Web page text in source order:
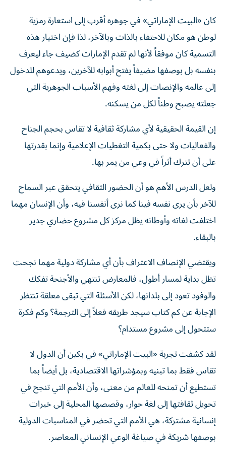
كان «البيت الإماراتي» في جوهره أقرب إلى استعارة رمزية
لوطن هو مكان للاحتفاء بالذات وبالآخر، لذا فإن اختيار هذه
التسمية كان موفقاً لأنها لم تقدم الإمارات كضيف جاء ليعرف
بنفسه بل بوصفها مضيفاً يفتح أبوابه للآخرين، ويدعوهم للدخول
إلى عالمه والإنصات إلى لغته وفهم الأسباب الجوهرية التي
جعلته يصبح وطناً لكل من يسكنه.
إن القيمة الحقيقية لأي مشاركة ثقافية لا تقاس بحجم الجناح
والفعاليات ولا حتى بكمية التغطيات الإعلامية وإنما بقدرتها
على أن تترك أثراً في وعي من يمر بها.
ولعل الدرس الأهم هو أن الحضور الثقافي يتحقق عبر السماح
للآخر بأن يرى نفسه فينا كما نرى أنفسنا فيه، وأن الإنسان مهما
اختلفت لغاته وأوطانه يظل مركز كل مشروع حضاري جدير
بالبقاء.
ويقتضي الإنصاف الاعتراف بأن أي مشاركة دولية مهما نجحت
تظل بداية لمسار أطول، فالمعارض تنتهي والأجنحة تفكك
والوفود تعود إلى بلدانها، لكن الأسئلة التي تبقى معلقة تنتظر
الإجابة عن كم كتاب سيجد طريقه فعلاً إلى الترجمة؟ وكم فكرة
ستتحول إلى مشروع مستدام؟
لقد كشفت تجربة «البيت الإماراتي» في بكين أن الدول لا
تقاس فقط بما تبنيه وبمؤشراتها الاقتصادية، بل أيضاً بما
تستطيع أن تمنحه للعالم من معنى، وأن الأمم التي تنجح في
تحويل ثقافتها إلى لغة حوار، وقصصها المحلية إلى خبرات
إنسانية مشتركة، هي الأمم التي تحضر في المناسبات الدولية
بوصفها شريكة في صياغة الوعي الإنساني المعاصر.